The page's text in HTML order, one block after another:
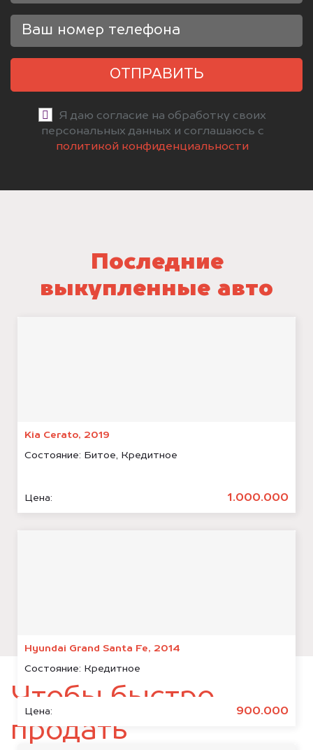
ОТПРАВИТЬ
Я даю согласие на обработку своих
персональных данных и соглашаюсь с
политикой конфиденциальности
Последние
выкупленные авто
Kia Cerato, 2019
Состояние: Битое, Кредитное
Цена: 1.000.000
Hyundai Grand Santa Fe, 2014
Состояние: Кредитное
Цена: 900.000
Чтобы быстро
продать